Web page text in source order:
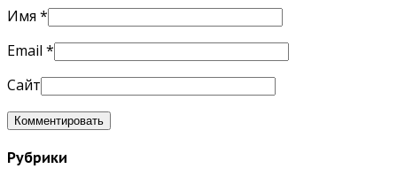
Имя *
Email *
Сайт
Рубрики